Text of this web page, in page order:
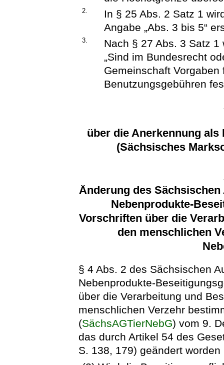
2.
In § 25 Abs. 2 Satz 1
Angabe „Abs. 3 bis 5“
3.
Nach § 27 Abs. 3 Satz
„Sind im Bundesrecht
Gemeinschaft
Benutzungsgebühren
über die Anerkennung
(Sächsisches
Änderung des
Nebenprodukte-
Vorschriften über die
den menschlichen
§ 4 Abs. 2 des Sächsischen
Nebenprodukte-
über die Verarbeitung und
menschlichen Verzehr
(SächsAGTierNebG) vom 9.
das durch Artikel 54 des
S. 138, 179) geändert